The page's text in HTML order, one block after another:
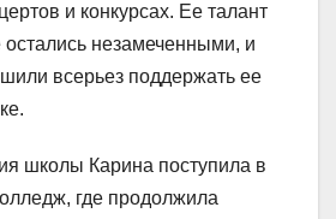
и конкурсах. Ее талант
остались незамеченными, и
всерьез поддержать ее
школы Карина поступила в
где продолжила